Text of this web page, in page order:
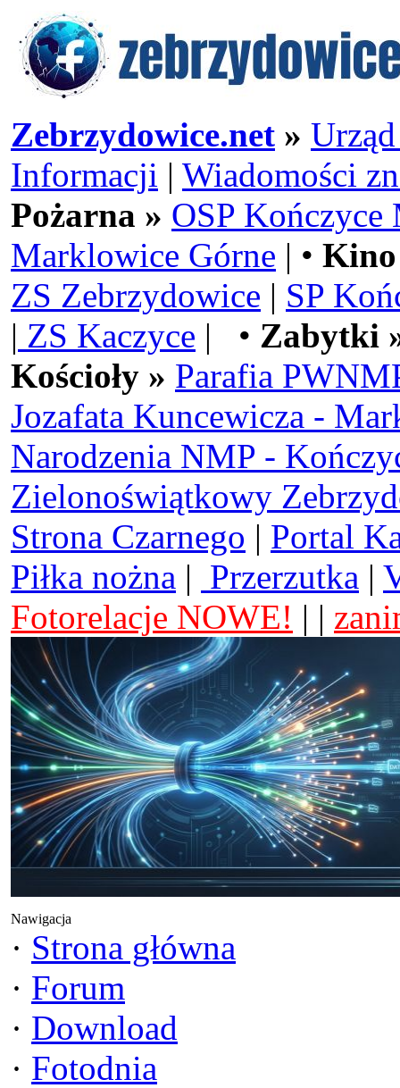
Zebrzydowice.net »
Informacji | Wiadomości
Pożarna » OSP Kończyce
Marklowice Górne | •
ZS Zebrzydowice | SP
| ZS Kaczyce | • Zabytki
Kościoły » Parafia
Jozafata Kuncewicza -
Narodzenia NMP -
Zielonoświątkowy
Strona Czarnego | Portal
Piłka nożna | Przerzutka |
Fotorelacje NOWE! | |
Nawigacja
· Strona główna
· Forum
· Download
· Fotodnia